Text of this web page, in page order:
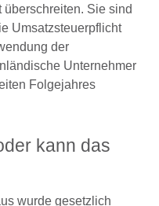
Sie sind
Umsatzsteuerpflicht
der
Unternehmer
Folgejahres
kann das
wurde gesetzlich